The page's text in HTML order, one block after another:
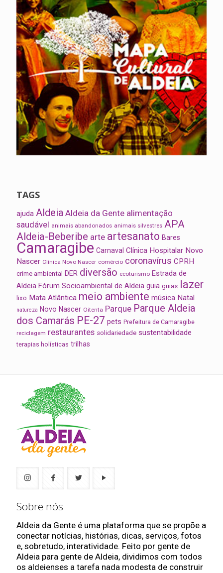
TAGS
ajuda Aldeia Aldeia da Gente alimentação
saudável animais abandonados animais silvestres APA
Aldeia-Beberibe arte artesanato Bares
Camaragibe Carnaval Clínica Hospitalar Novo
Nascer Clínica Novo Nascer comércio coronavírus CPRH
crime ambiental DER diversão ecoturismo Estrada de
Aldeia Fórum Socioambiental de Aldeia guia guias lazer
lixo Mata Atlântica meio ambiente música Natal
natureza Novo Nascer Oitenta Parque Parque Aldeia
dos Camarás PE-27 pets Prefeitura de Camaragibe
reciclagem restaurantes solidariedade sustentabilidade
terapias holísticas trilhas
Sobre nós
Aldeia da Gente é uma plataforma que se propõe a
conectar notícias, histórias, dicas, serviços, fotos
e, sobretudo, interatividade. Feito por gente de
Aldeia para gente de Aldeia, dividimos com todos
os aldeienses a tarefa nada modesta de construir